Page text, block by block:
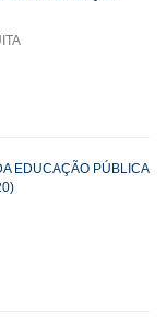
EDUCAÇÃO PÚBLICA